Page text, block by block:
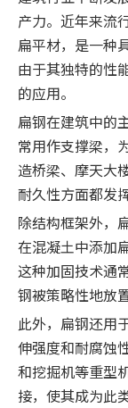
产力。近年来流
扁平材，是一种
由于其独特的性
的应用。
扁钢在建筑中的
常用作支撑梁，
造桥梁、摩天大
耐久性方面都发
除结构框架外，
在混凝土中添加
这种加固技术通
钢被策略性地放
此外，扁钢还用
伸强度和耐腐蚀
和挖掘机等重型
接，使其成为此